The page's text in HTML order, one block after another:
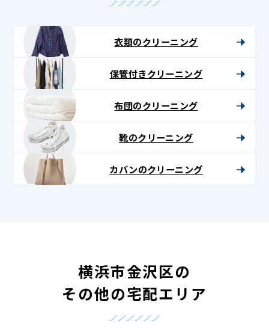
衣類のクリーニング
保管付きクリーニング
布団のクリーニング
靴のクリーニング
カバンのクリーニング
横浜市金沢区の
その他の宅配エリア